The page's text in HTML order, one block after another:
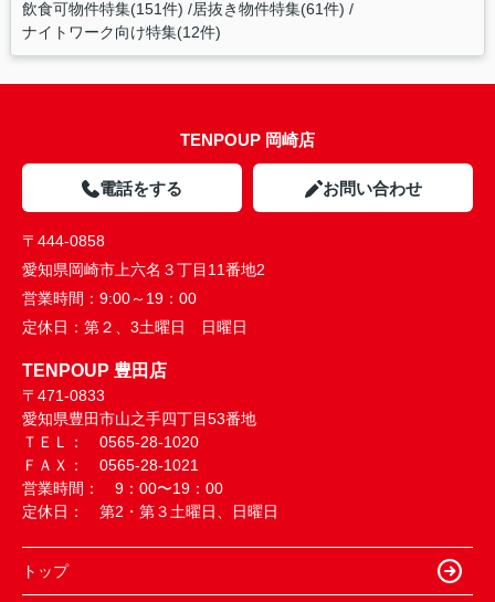
飲食可物件特集(151件) 居抜き物件特集(61件)
ナイトワーク向け特集(12件)
TENPOUP 岡崎店
電話をする お問い合わせ
〒444-0858
愛知県岡崎市上六名３丁目11番地2
営業時間： 9:00～19：00
定休日： 第２、3土曜日 日曜日
TENPOUP 豊田店
〒471-0833
愛知県豊田市山之手四丁目53番地
ＴＥＬ： 0565-28-1020
ＦＡＸ： 0565-28-1021
営業時間： 9：00〜19：00
定休日： 第2・第３土曜日、日曜日
トップ